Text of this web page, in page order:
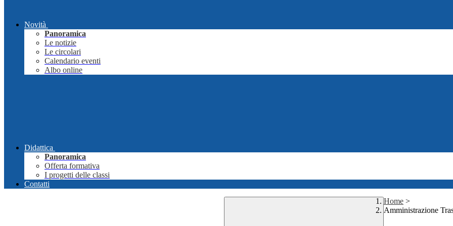
Novità
Panoramica
Le notizie
Le circolari
Calendario eventi
Albo online
Didattica
Panoramica
Offerta formativa
I progetti delle classi
Contatti
Home >
Amministrazione